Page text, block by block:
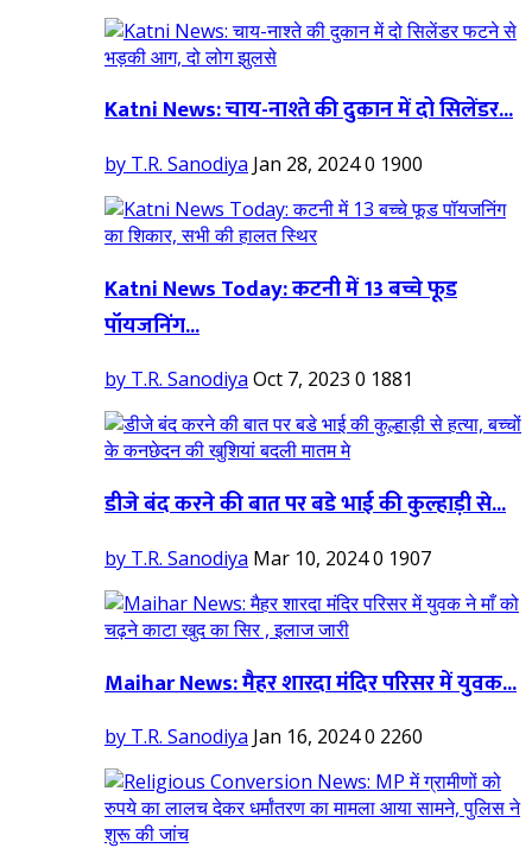
Katni News: चाय-नाश्ते की दुकान में दो सिलेंडर...
by T.R. Sanodiya Jan 28, 20240 1900
Katni News Today: कटनी में 13 बच्चे फूड
पॉयजनिंग...
by T.R. Sanodiya Oct 7, 2023 0 1881
डीजे बंद करने की बात पर बडे भाई की कुल्हाड़ी से...
by T.R. Sanodiya Mar 10, 20240 1907
Maihar News: मैहर शारदा मंदिर परिसर में युवक...
by T.R. Sanodiya Jan 16, 20240 2260